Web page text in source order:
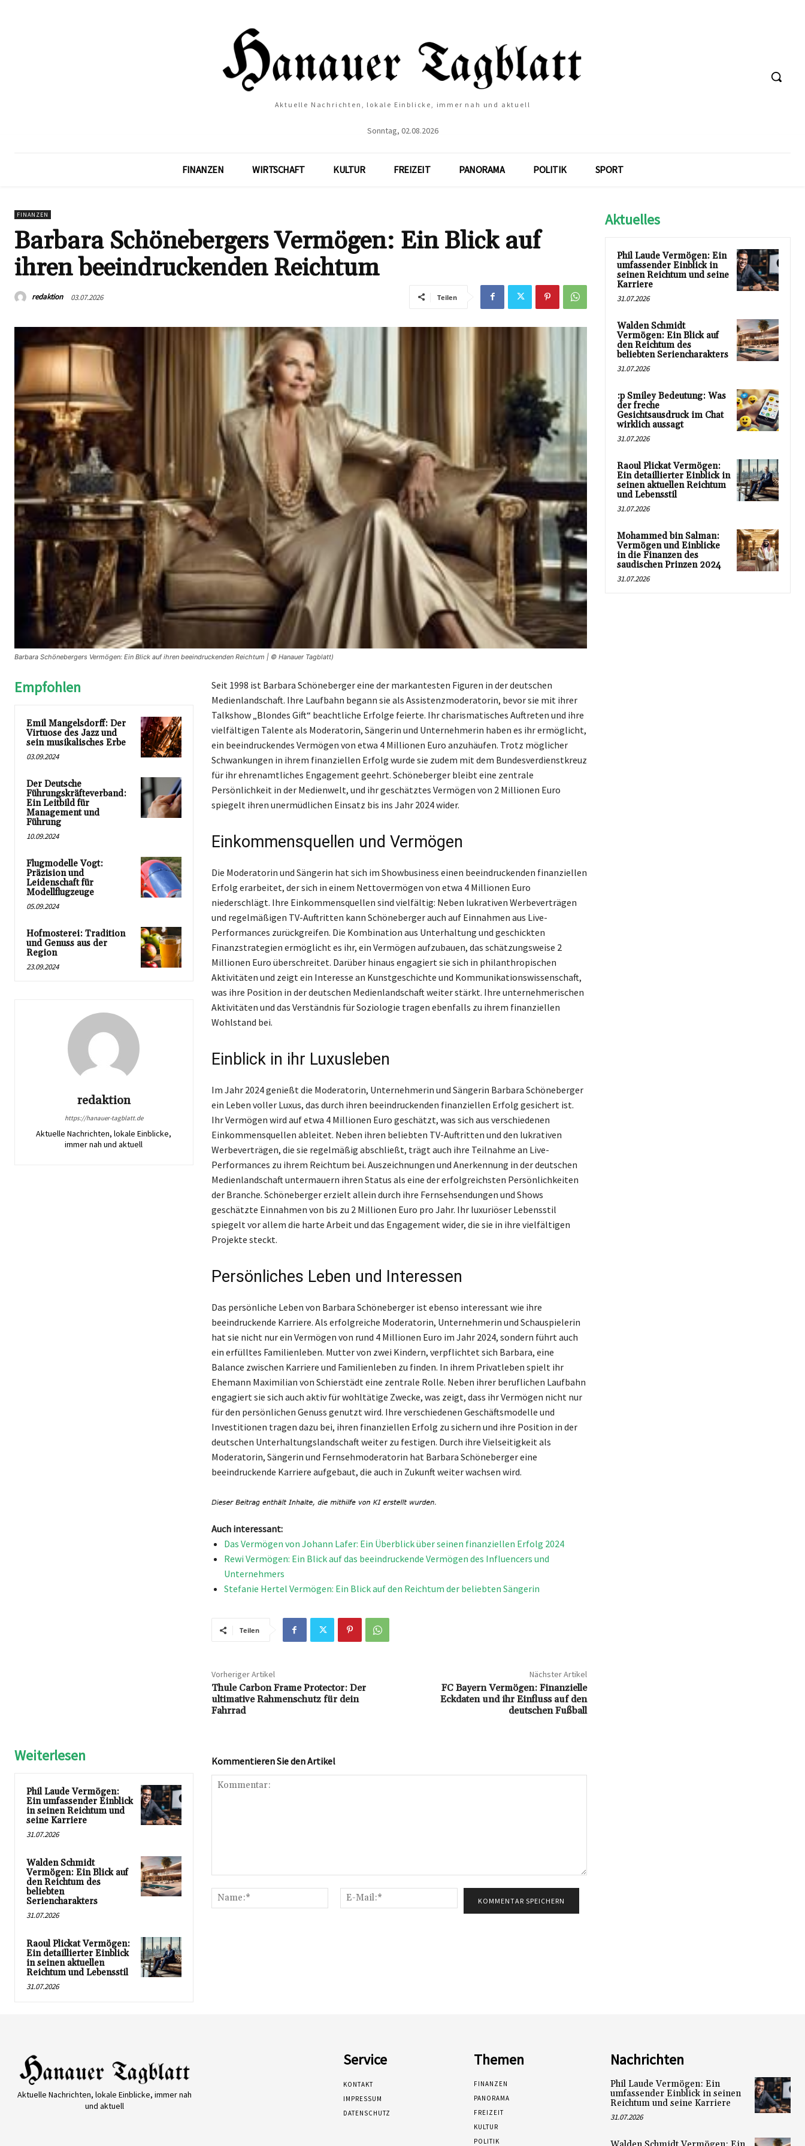
Aktuelle Nachrichten, lokale Einblicke, immer nah und aktuell
Sonntag, 02.08.2026
FINANZEN WIRTSCHAFT KULTUR FREIZEIT PANORAMA POLITIK SPORT
FINANZEN
Barbara Schönebergers Vermögen: Ein Blick auf
ihren beeindruckenden Reichtum
redaktion 03.07.2026 Teilen
Barbara Schönebergers Vermögen: Ein Blick auf ihren beeindruckenden Reichtum | © Hanauer Tagblatt)
Empfohlen
Emil Mangelsdorff: Der
Virtuose des Jazz und
sein musikalisches Erbe
03.09.2024
Der Deutsche
Führungskräfteverband:
Ein Leitbild für
Management und
Führung
10.09.2024
Flugmodelle Vogt:
Präzision und
Leidenschaft für
Modellflugzeuge
05.09.2024
Hofmosterei: Tradition
und Genuss aus der
Region
23.09.2024
redaktion
https://hanauer-tagblatt.de
Aktuelle Nachrichten, lokale Einblicke,
immer nah und aktuell
Seit 1998 ist Barbara Schöneberger eine der markantesten Figuren in der deutschen
Medienlandschaft. Ihre Laufbahn begann sie als Assistenzmoderatorin, bevor sie mit ihrer
Talkshow „Blondes Gift“ beachtliche Erfolge feierte. Ihr charismatisches Auftreten und ihre
vielfältigen Talente als Moderatorin, Sängerin und Unternehmerin haben es ihr ermöglicht,
ein beeindruckendes Vermögen von etwa 4 Millionen Euro anzuhäufen. Trotz möglicher
Schwankungen in ihrem finanziellen Erfolg wurde sie zudem mit dem Bundesverdienstkreuz
für ihr ehrenamtliches Engagement geehrt. Schöneberger bleibt eine zentrale
Persönlichkeit in der Medienwelt, und ihr geschätztes Vermögen von 2 Millionen Euro
spiegelt ihren unermüdlichen Einsatz bis ins Jahr 2024 wider.
Einkommensquellen und Vermögen
Die Moderatorin und Sängerin hat sich im Showbusiness einen beeindruckenden finanziellen
Erfolg erarbeitet, der sich in einem Nettovermögen von etwa 4 Millionen Euro
niederschlägt. Ihre Einkommensquellen sind vielfältig: Neben lukrativen Werbeverträgen
und regelmäßigen TV-Auftritten kann Schöneberger auch auf Einnahmen aus Live-
Performances zurückgreifen. Die Kombination aus Unterhaltung und geschickten
Finanzstrategien ermöglicht es ihr, ein Vermögen aufzubauen, das schätzungsweise 2
Millionen Euro überschreitet. Darüber hinaus engagiert sie sich in philanthropischen
Aktivitäten und zeigt ein Interesse an Kunstgeschichte und Kommunikationswissenschaft,
was ihre Position in der deutschen Medienlandschaft weiter stärkt. Ihre unternehmerischen
Aktivitäten und das Verständnis für Soziologie tragen ebenfalls zu ihrem finanziellen
Wohlstand bei.
Einblick in ihr Luxusleben
Im Jahr 2024 genießt die Moderatorin, Unternehmerin und Sängerin Barbara Schöneberger
ein Leben voller Luxus, das durch ihren beeindruckenden finanziellen Erfolg gesichert ist.
Ihr Vermögen wird auf etwa 4 Millionen Euro geschätzt, was sich aus verschiedenen
Einkommensquellen ableitet. Neben ihren beliebten TV-Auftritten und den lukrativen
Werbeverträgen, die sie regelmäßig abschließt, trägt auch ihre Teilnahme an Live-
Performances zu ihrem Reichtum bei. Auszeichnungen und Anerkennung in der deutschen
Medienlandschaft untermauern ihren Status als eine der erfolgreichsten Persönlichkeiten
der Branche. Schöneberger erzielt allein durch ihre Fernsehsendungen und Shows
geschätzte Einnahmen von bis zu 2 Millionen Euro pro Jahr. Ihr luxuriöser Lebensstil
spiegelt vor allem die harte Arbeit und das Engagement wider, die sie in ihre vielfältigen
Projekte steckt.
Persönliches Leben und Interessen
Das persönliche Leben von Barbara Schöneberger ist ebenso interessant wie ihre
beeindruckende Karriere. Als erfolgreiche Moderatorin, Unternehmerin und Schauspielerin
hat sie nicht nur ein Vermögen von rund 4 Millionen Euro im Jahr 2024, sondern führt auch
ein erfülltes Familienleben. Mutter von zwei Kindern, verpflichtet sich Barbara, eine
Balance zwischen Karriere und Familienleben zu finden. In ihrem Privatleben spielt ihr
Ehemann Maximilian von Schierstädt eine zentrale Rolle. Neben ihrer beruflichen Laufbahn
engagiert sie sich auch aktiv für wohltätige Zwecke, was zeigt, dass ihr Vermögen nicht nur
für den persönlichen Genuss genutzt wird. Ihre verschiedenen Geschäftsmodelle und
Investitionen tragen dazu bei, ihren finanziellen Erfolg zu sichern und ihre Position in der
deutschen Unterhaltungslandschaft weiter zu festigen. Durch ihre Vielseitigkeit als
Moderatorin, Sängerin und Fernsehmoderatorin hat Barbara Schöneberger eine
beeindruckende Karriere aufgebaut, die auch in Zukunft weiter wachsen wird.
Auch interessant:
Das Vermögen von Johann Lafer: Ein Überblick über seinen finanziellen Erfolg 2024
Rewi Vermögen: Ein Blick auf das beeindruckende Vermögen des Influencers und
Unternehmers
Stefanie Hertel Vermögen: Ein Blick auf den Reichtum der beliebten Sängerin
Teilen
Vorheriger Artikel
Thule Carbon Frame Protector: Der
ultimative Rahmenschutz für dein
Fahrrad
Nächster Artikel
FC Bayern Vermögen: Finanzielle
Eckdaten und ihr Einfluss auf den
deutschen Fußball
Weiterlesen
Phil Laude Vermögen:
Ein umfassender Einblick
in seinen Reichtum und
seine Karriere
31.07.2026
Walden Schmidt
Vermögen: Ein Blick auf
den Reichtum des
beliebten
Seriencharakters
31.07.2026
Raoul Plickat Vermögen:
Ein detaillierter Einblick
in seinen aktuellen
Reichtum und Lebensstil
31.07.2026
Kommentieren Sie den Artikel
Name:*
Mail:*
Aktuelles
Phil Laude Vermögen: Ein
umfassender Einblick in
seinen Reichtum und seine
Karriere
31.07.2026
Walden Schmidt
Vermögen: Ein Blick auf
den Reichtum des
beliebten Seriencharakters
31.07.2026
:p Smiley Bedeutung: Was
der freche
Gesichtsausdruck im Chat
wirklich aussagt
31.07.2026
Raoul Plickat Vermögen:
Ein detaillierter Einblick in
seinen aktuellen Reichtum
und Lebensstil
31.07.2026
Mohammed bin Salman:
Vermögen und Einblicke
in die Finanzen des
saudischen Prinzen 2024
31.07.2026
Aktuelle Nachrichten, lokale Einblicke, immer nah
und aktuell
Service
KONTAKT
IMPRESSUM
DATENSCHUTZ
Themen
FINANZEN
PANORAMA
FREIZEIT
KULTUR
POLITIK
Nachrichten
Phil Laude Vermögen: Ein
umfassender Einblick in seinen
Reichtum und seine Karriere
31.07.2026